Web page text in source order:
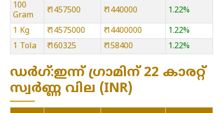
100
Gram
₹ 1457500 ₹ 1440000 1.22%
1 Kg ₹ 14575000 ₹ 14400000
1.22%
1 Tola
₹ 160325 ₹ 158400 1.22%
ഡർഗ്:ഇന്ന് ഗ്രാമിന് 22 കാരറ്റ്
സ്വർണ്ണ വില (INR)